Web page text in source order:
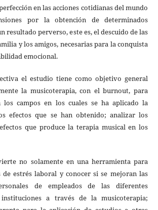
en las acciones cotidianas del mundo
por la obtención de determinados
resultado perverso, este es, el descuido de las
y los amigos, necesarias para la conquista
emocional.
el estudio tiene como objetivo general
la musicoterapia, con el burnout, para
campos en los cuales se ha aplicado la
efectos que se han obtenido; analizar los
que produce la terapia musical en los
no solamente en una herramienta para
estrés laboral y conocer si se mejoran las
de empleados de las diferentes
a través de la musicoterapia;